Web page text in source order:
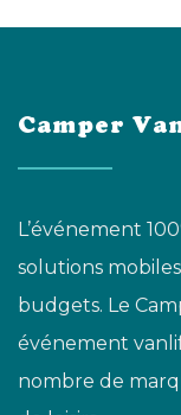
Camper
L’événement
solutions
budgets. Le
événement
nombre de